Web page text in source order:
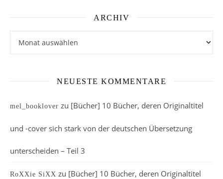
ARCHIV
NEUESTE KOMMENTARE
mel_booklover zu [Bücher] 10 Bücher, deren Originaltitel
und -cover sich stark von der deutschen Übersetzung
unterscheiden – Teil 3
RoXXie SiXX zu [Bücher] 10 Bücher, deren Originaltitel